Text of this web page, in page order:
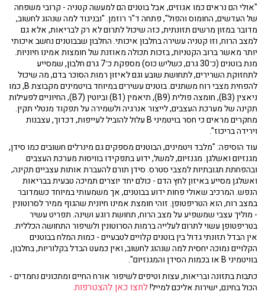
"אולי הם נראים כמו אגוזים, אבל בוטנים הם למעשה קטניה - קרובי משפחה
של העדשים, החומוס והפול", פתחה ד"ר רוזמן. "ובניגוד למה שנהוג לחשוב,
מדובר במזון מרשים תזונתית, כזה שיכול לתרום לא רק לבריאות, אלא גם
למצב הרוח, וזו קטניה עשירה בחלבון איכותי. החלבון שבבוטנים נחשב איכותי
יותר מאשר ברוב הקטניות, בזכות תכולה מאוזנת של חומצות אמינו חיוניות.
מנת בוטנים (כ־30 גרם, כשליש כוס) מספקת כ־7 גרם חלבון, שמסייע
לתחזוקת השרירים, לתחושת שובע וגם לאיזון רמות הסוכר בדם, מה שיכול
להפחית מצבי רוח משתנים. בוטנים עשירים במיוחד בויטמינים מקבוצת B, כמו
ניאצין (B3), חומצה פולית (B9), תיאמין (B1) וביוטין (B7), החיוניים לפעילות
תקינה של מערכת העצבים, לייצור אנרגיה ולשמירה על תפקוד מנטלי תקין.
מחקרים מראים כי חסר בויטמיני B עלול להוביל לעייפות, דכדוך, עצבנות
וירידה בריכוז".
עוד הוסיפה: "מלבד ויטמינים, הבוטנים מספקים גם מינרלים חשובים כמו סידן,
מגנזיום ואשלגן. מגנזיום, למשל, ידוע בתפקידו בוויסות מערכת העצבים
ובהפחתת תגובתיות למצבי סטרס. סידן תורם להעברת אותות עצביים תקינה,
ואשלגן מסייע באיזון לחץ הדם - כולם יחד יוצרים תמיכה טבעית בבריאות
הנפש. המרכיב שאולי פחות ידוע בבוטנים, אך משמעותי במיוחד כשמדובר
במצב רוח, הוא הטריפטופן. זוהי חומצת אמינו חיונית שהגוף ממיר לסרוטונין
- מוליך עצבי שמשפיע על מצב הרוח, תחושת רוגע ושינה. תפריט עשיר
בטריפטופן עשוי לתרום לעלייה ברמות הסרוטונין ולשיפור התחושה הכללית.
אין הבדל תזונתי גדול בין בוטנים קלויים לטבעיים - כמות המלח בבוטנים
הקלויים נמוכה יחסית למה שנהוג לחשוב, ואין כמעט הבדל בקלוריות, בחלבון,
בוויטמיני B או בכמות הסידן והמגנזיום".
כתבות בתזונה ובריאות, עצות וטיפים לשיפור אורח החיים ומתכונים נחמדים -
הכול בחינם, ישירות אליכם למייל!לחצו כאן להצטרפות.